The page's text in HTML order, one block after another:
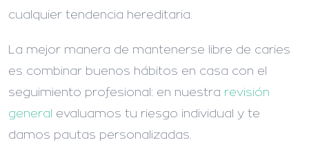
cualquier tendencia hereditaria.
La mejor manera de mantenerse libre de caries
es combinar buenos hábitos en casa con el
seguimiento profesional: en nuestra revisión
general evaluamos tu riesgo individual y te
damos pautas personalizadas.